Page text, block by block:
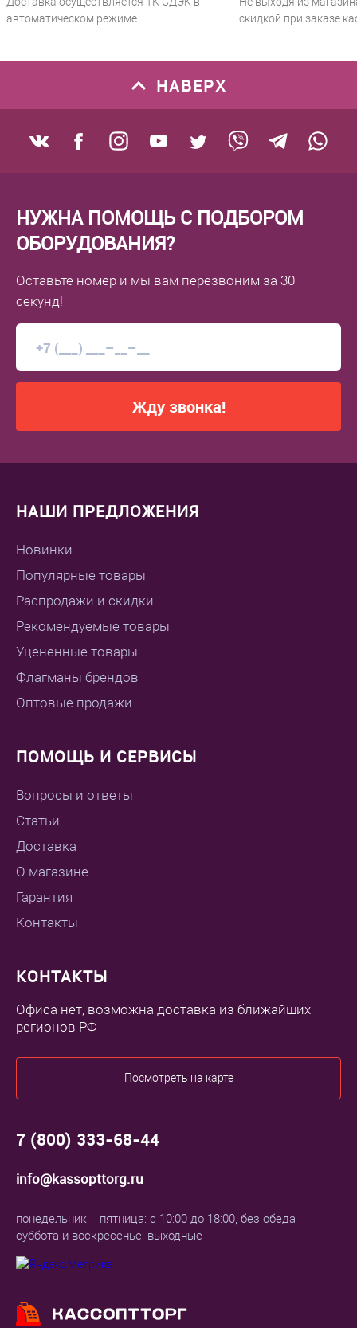
автоматическом режиме
скидкой при заказе
НАВЕРХ
НУЖНА ПОМОЩЬ С ПОДБОРОМ
ОБОРУДОВАНИЯ?
Оставьте номер и мы вам перезвоним за 30
секунд!
Жду звонка!
НАШИ ПРЕДЛОЖЕНИЯ
Новинки
Популярные товары
Распродажи и скидки
Рекомендуемые товары
Уцененные товары
Флагманы брендов
Оптовые продажи
ПОМОЩЬ И СЕРВИСЫ
Вопросы и ответы
Статьи
Доставка
О магазине
Гарантия
Контакты
КОНТАКТЫ
Офиса нет, возможна доставка из ближайших
регионов РФ
Посмотреть на карте
7 (800) 333-68-44
info@kassopttorg.ru
понедельник – пятница: с 10:00 до 18:00, без обеда
суббота и воскресенье: выходные